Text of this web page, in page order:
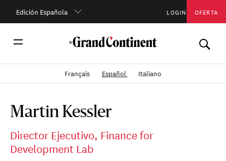
Edición Española LOGIN OFERTA
Français Español Italiano
Martin Kessler
Director Ejecutivo, Finance for
Development Lab